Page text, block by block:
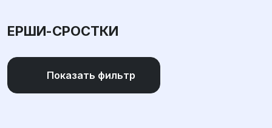
ЕРШИ-СРОСТКИ
Показать фильтр